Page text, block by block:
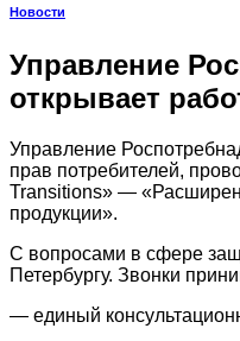
Новости
Управление
открывает
Управление
прав потребителей,
Transitions» —
продукции».
С вопросами в сфере
Петербургу. Звонки
— единый